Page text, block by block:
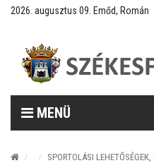
2026. augusztus 09. Emőd, Román
MENÜ
SPORTOLÁSI LEHETŐSÉGEK,